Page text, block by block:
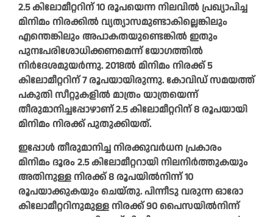
2.5 കിലോമീറ്ററിന് 10 രൂപയെന്ന നിലവിൽ പ്രഖ്യാപിച്ച
മിനിമം നിരക്കിൽ വ്യത്യാസമുണ്ടാകില്ലെങ്കിലും
എന്തെങ്കിലും അപാകതയുണ്ടെങ്കിൽ ഇതും
പുനഃപരിശോധിക്കണമെന്ന് യോഗത്തിൽ
നിർദേശമുയർന്നു. 2018ൽ മിനിമം നിരക്ക് 5
കിലോമീറ്ററിന് 7 രൂപയായിരുന്നു. കോവിഡ് സമയത്ത്
പകുതി സീറ്റുകളിൽ മാത്രം യാത്രയെന്ന്
തീരുമാനിച്ചപ്പോഴാണ് 2.5 കിലോമീറ്ററിന് 8 രൂപയായി
മിനിമം നിരക്ക് പുതുക്കിയത്.
ഇപ്പോൾ തീരുമാനിച്ച നിരക്കുവർധന പ്രകാരം
മിനിമം ദൂരം 2.5 കിലോമീറ്ററായി നിലനിർത്തുകയും
അതിനുള്ള നിരക്ക് 8 രൂപയിൽനിന്ന് 10
രൂപയാക്കുകയും ചെയ്തു. പിന്നീടു വരുന്ന ഓരോ
കിലോമീറ്ററിനുമുള്ള നിരക്ക് 90 പൈസയിൽനിന്ന്